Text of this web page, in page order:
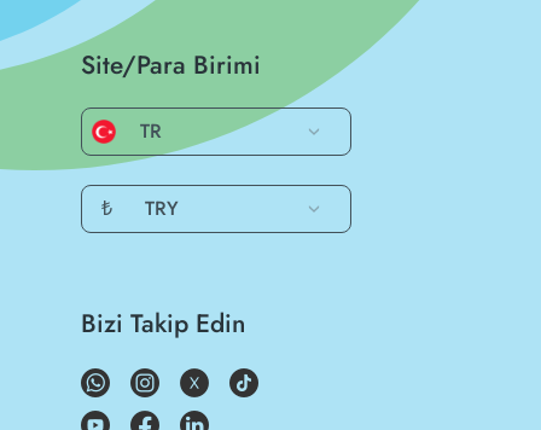
Site/Para Birimi
TR
₺ TRY
Bizi Takip Edin